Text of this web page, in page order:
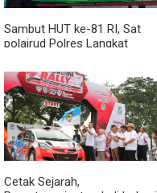
Sambut HUT ke-81 RI, Sat
polairud Polres Langkat
kepada Nelayan
Cetak Sejarah,